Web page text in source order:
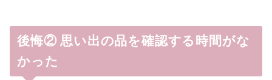
後悔② 思い出の品を確認する時間がな
かった